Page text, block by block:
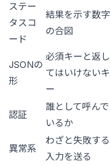
ステー
タスコ
ード
結果を示す数字
の合図
JSONの
形
必須キーと返し
てはいけないキ
ー
認証
誰として呼んで
いるか
異常系
わざと失敗する
入力を送る